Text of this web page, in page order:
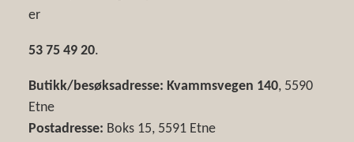
er
53 75 49 20.
Butikk/besøksadresse: Kvammsvegen 140, 5590
Etne
Postadresse: Boks 15, 5591 Etne